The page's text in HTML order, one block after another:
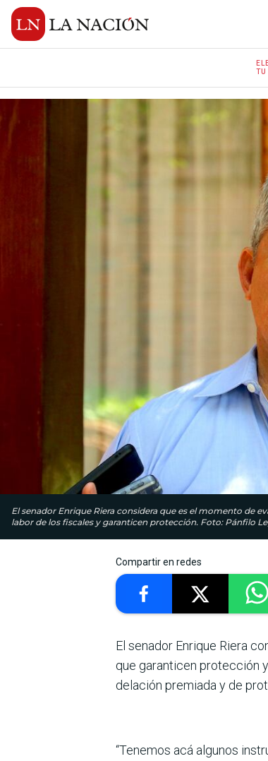
TU
El senador Enrique Riera considera que es el momento de
labor de los fiscales y garanticen protección. Foto: Pánfilo
Compartir en redes
El senador Enrique Riera
que garanticen protección
delación premiada y de
“Tenemos acá algunos